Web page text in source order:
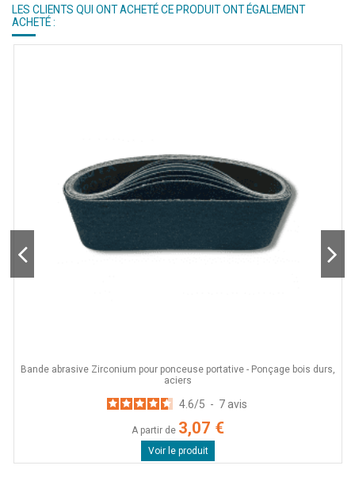
LES CLIENTS QUI ONT ACHETÉ CE PRODUIT ONT ÉGALEMENT
ACHETÉ :
Bande abrasive Zirconium pour ponceuse portative - Ponçage bois durs,
aciers
4.6/5 - 7 avis
A partir de 3,07 €
Voir le produit